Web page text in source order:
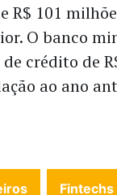
R$ 101
O banco
crédito de
ao ano
Fintechs